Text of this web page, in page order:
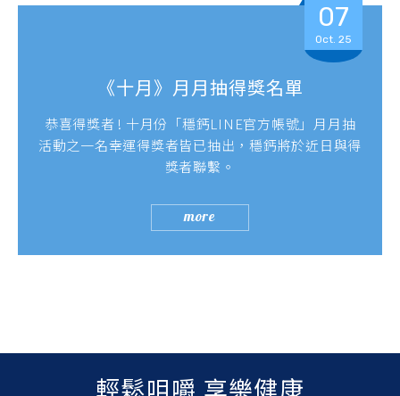
07
Oct. 25
《十月》月月抽得獎名單
恭喜得獎者 ! 十月份「穩鈣LINE官方帳號」月月抽
活動之一名幸運得獎者皆已抽出，穩鈣將於近日與得
獎者聯繫。
more
輕鬆咀嚼 享樂健康